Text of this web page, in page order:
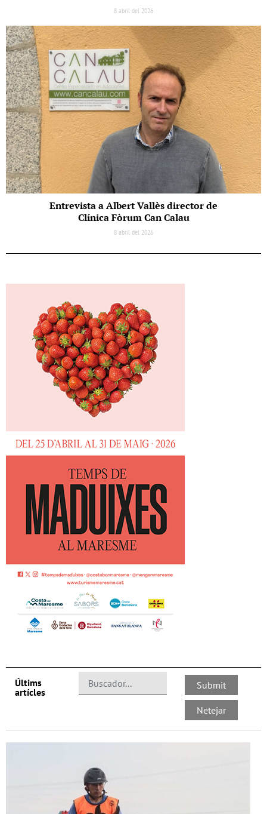
8 abril del 2026
Entrevista a Albert Vallès director de
Clínica Fòrum Can Calau
8 abril del 2026
Últims
artícles